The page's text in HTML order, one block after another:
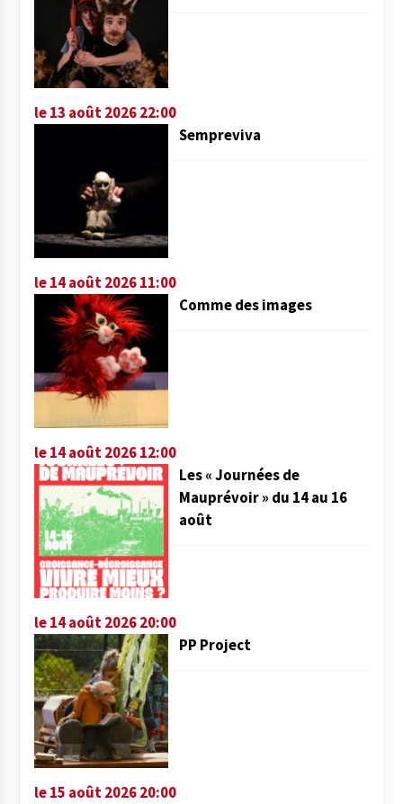
le 13 août 2026 22:00
Sempreviva
le 14 août 2026 11:00
Comme des images
le 14 août 2026 12:00
Les « Journées de
Mauprévoir » du 14 au 16
août
le 14 août 2026 20:00
PP Project
le 15 août 2026 20:00